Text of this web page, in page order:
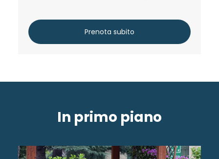
Prenota subito
In primo piano